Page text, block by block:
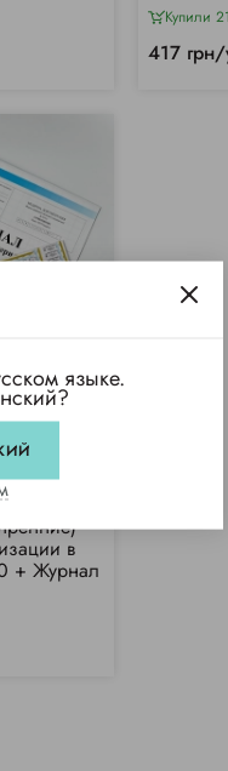
Купили
417
в
+ Журнал
языке.